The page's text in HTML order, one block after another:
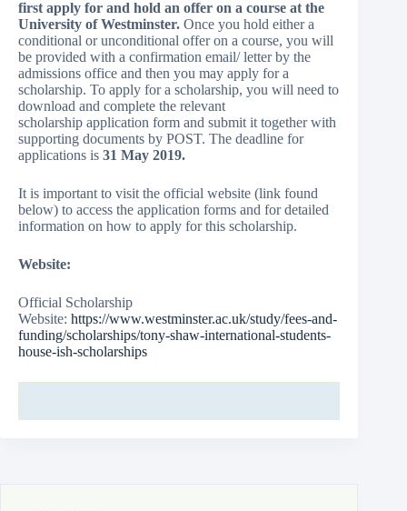
first apply for and hold an offer on a course at the
University of Westminster. Once you hold either a
conditional or unconditional offer on a course, you will
be provided with a confirmation email/ letter by the
admissions office and then you may apply for a
scholarship. To apply for a scholarship, you will need to
download and complete the relevant
scholarship application form and submit it together with
supporting documents by POST. The deadline for
applications is 31 May 2019.
It is important to visit the official website (link found
below) to access the application forms and for detailed
information on how to apply for this scholarship.
Website:
Official Scholarship
Website: https://www.westminster.ac.uk/study/fees-and-
funding/scholarships/tony-shaw-international-students-
house-ish-scholarships